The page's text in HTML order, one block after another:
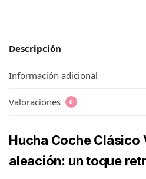
Descripción
Información adicional
Valoraciones 0
Hucha Coche Clásico
aleación: un toque